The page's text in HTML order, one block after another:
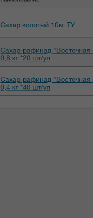
Сахар колотый 10кг ТУ
Сахар-рафинад "Восточная
0,8 кг *20 шт/уп
Сахар-рафинад "Восточная
0,4 кг *40 шт/уп